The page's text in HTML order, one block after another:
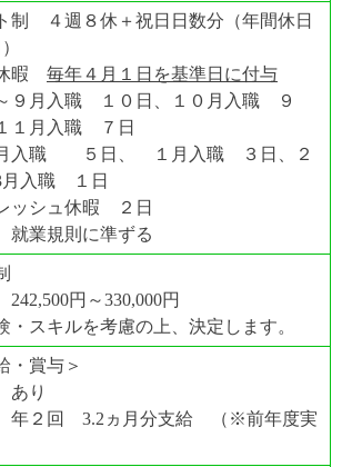
制 ４週８休＋祝日日数分（年間休日
暇 毎年４月１日を基準日に付与
９月入職 １０日、１０月入職 ９
１月入職 ７日
入職 ５日、 １月入職 ３日、２
月入職 １日
ッシュ休暇 ２日
就業規則に準ずる
円～330,000円
・スキルを考慮の上、決定します。
・賞与＞
り
年２回 3.2ヵ月分支給 （※前年度実